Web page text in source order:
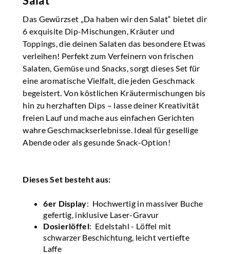
Das Gewürzset „Da haben wir den Salat“ bietet dir
6 exquisite Dip-Mischungen, Kräuter und
Toppings, die deinen Salaten das besondere Etwas
verleihen! Perfekt zum Verfeinern von frischen
Salaten, Gemüse und Snacks, sorgt dieses Set für
eine aromatische Vielfalt, die jeden Geschmack
begeistert. Von köstlichen Kräutermischungen bis
hin zu herzhaften Dips – lasse deiner Kreativität
freien Lauf und mache aus einfachen Gerichten
wahre Geschmackserlebnisse. Ideal für gesellige
Abende oder als gesunde Snack-Option!
Dieses Set besteht aus:
6er Display: Hochwertig in massiver Buche
gefertig, inklusive Laser-Gravur
Dosierlöffel: Edelstahl - Löffel mit
schwarzer Beschichtung, leicht vertiefte
Laffe